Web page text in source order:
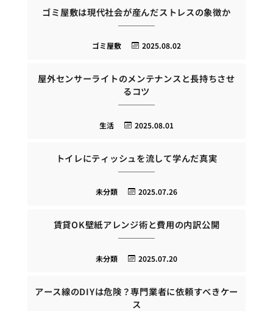
ゴミ屋敷は現代社会が産んだストレスの象徴か
2025.08.02
ゴミ屋敷
屋外センサーライトのメンテナンスと長持ちさせ
るコツ
2025.08.01
生活
トイレにティッシュを流して学んだ真実
2025.07.26
未分類
賃貸OK壁紙アレンジ術と費用の内訳公開
2025.07.20
未分類
アース線のDIYは危険？専門業者に依頼すべきケー
ス